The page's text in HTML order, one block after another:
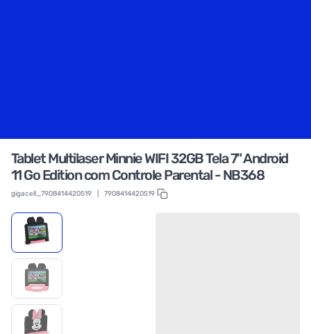
Tablet Multilaser Minnie WIFI 32GB Tela 7" Android
11 Go Edition com Controle Parental - NB368
gigacell_7908414420519 7908414420519